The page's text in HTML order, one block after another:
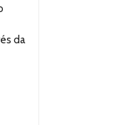
da